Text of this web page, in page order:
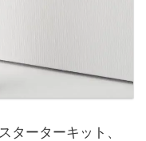
ターターキット、